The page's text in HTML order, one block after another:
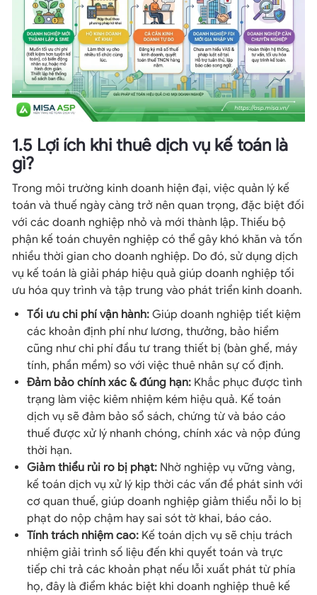
1.5 Lợi ích khi thuê dịch vụ kế toán là
gì?
Trong môi trường kinh doanh hiện đại, việc quản lý kế
toán và thuế ngày càng trở nên quan trọng, đặc biệt đối
với các doanh nghiệp nhỏ và mới thành lập. Thiếu bộ
phận kế toán chuyên nghiệp có thể gây khó khăn và tốn
nhiều thời gian cho doanh nghiệp. Do đó, sử dụng dịch
vụ kế toán là giải pháp hiệu quả giúp doanh nghiệp tối
ưu hóa quy trình và tập trung vào phát triển kinh doanh.
Tối ưu chi phí vận hành: Giúp doanh nghiệp tiết kiệm
các khoản định phí như lương, thưởng, bảo hiểm
cũng như chi phí đầu tư trang thiết bị (bàn ghế, máy
tính, phần mềm) so với việc thuê nhân sự cố định.
Đảm bảo chính xác & đúng hạn: Khắc phục được tình
trạng làm việc kiêm nhiệm kém hiệu quả. Kế toán
dịch vụ sẽ đảm bảo sổ sách, chứng từ và báo cáo
thuế được xử lý nhanh chóng, chính xác và nộp đúng
thời hạn.
Giảm thiểu rủi ro bị phạt: Nhờ nghiệp vụ vững vàng,
kế toán dịch vụ xử lý kịp thời các vấn đề phát sinh với
cơ quan thuế, giúp doanh nghiệp giảm thiểu nỗi lo bị
phạt do nộp chậm hay sai sót tờ khai, báo cáo.
Tính trách nhiệm cao: Kế toán dịch vụ sẽ chịu trách
nhiệm giải trình số liệu đến khi quyết toán và trực
tiếp chi trả các khoản phạt nếu lỗi xuất phát từ phía
họ, đây là điểm khác biệt khi doanh nghiệp thuê kế